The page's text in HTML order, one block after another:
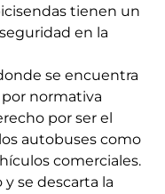
tienen un
en la
se encuentra
normativa
por ser el
autobuses como
comerciales.
se descarta la